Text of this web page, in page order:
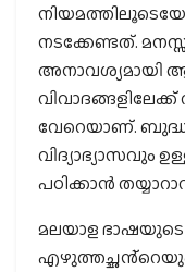
നടക്കേണ്ടത്.
വിവാദങ്ങളിലേക്ക്
വേറെയാണ്.
പഠിക്കാൻ
മലയാള